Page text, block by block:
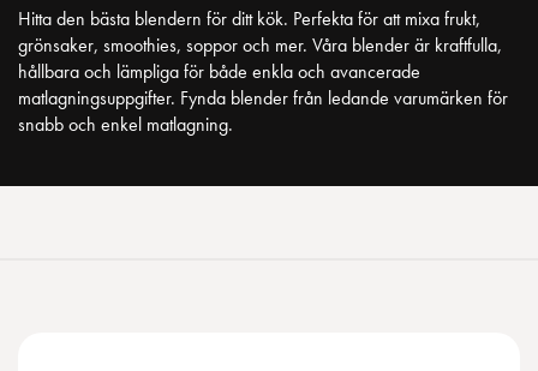
Hitta den bästa blendern för ditt kök. Perfekta för att mixa frukt,
grönsaker, smoothies, soppor och mer. Våra blender är kraftfulla,
hållbara och lämpliga för både enkla och avancerade
matlagningsuppgifter. Fynda blender från ledande varumärken för
snabb och enkel matlagning.